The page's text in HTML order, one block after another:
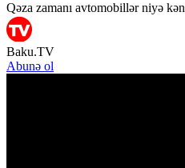
Qəza zamanı avtomobillər niyə
Baku.TV
Abunə ol